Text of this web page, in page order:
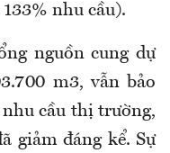
nhu cầu).
nguồn cung dự
m3, vẫn bảo
nhu cầu thị trường,
giảm đáng kể. Sự